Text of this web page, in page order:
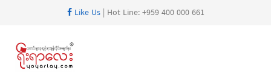
Like Us| Hot Line: +959 400 000 661